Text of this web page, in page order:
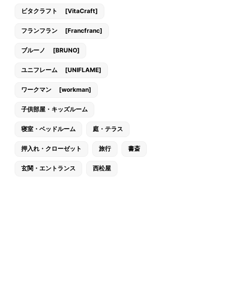
ビタクラフト [VitaCraft]
フランフラン [Francfranc]
ブルーノ [BRUNO]
ユニフレーム [UNIFLAME]
ワークマン [workman]
子供部屋・キッズルーム
寝室・ベッドルーム 庭・テラス
押入れ・クローゼット 旅行 書斎
玄関・エントランス 西松屋